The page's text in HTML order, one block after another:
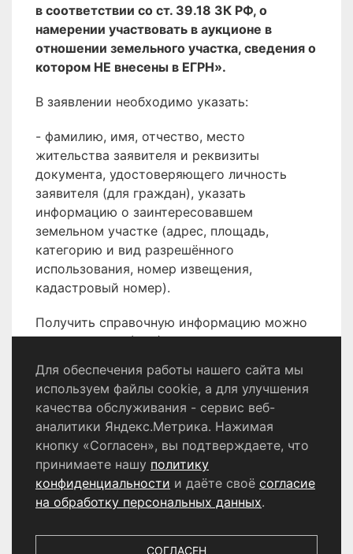
в соответствии со ст. 39.18 ЗК РФ, о
намерении участвовать в аукционе в
отношении земельного участка, сведения о
котором НЕ внесены в ЕГРН».
В заявлении необходимо указать:
- фамилию, имя, отчество, место
жительства заявителя и реквизиты
документа, удостоверяющего личность
заявителя (для граждан), указать
информацию о заинтересовавшем
земельном участке (адрес, площадь,
категорию и вид разрешённого
использования, номер извещения,
кадастровый номер).
Получить справочную информацию можно
по телефону 8 (496) 566-80-18.
Политика конфиденциальности
Согласие на обработку персональных данных
© 2024 - 2026 Сетевое издание «Информационный
портал Щёлково». Свидетельство о регистрации СМИ
Выдано Федеральной службой по надзору в сфере
связи, информационных технологий и массовых
Для обеспечения работы нашего сайта мы
используем файлы cookie, а для улучшения
качества обслуживания - сервис веб-
аналитики Яндекс.Метрика. Нажимая
кнопку «Согласен», вы подтверждаете, что
принимаете нашу политику
конфиденциальности и даёте своё согласие
на обработку персональных данных.
СОГЛАСЕН